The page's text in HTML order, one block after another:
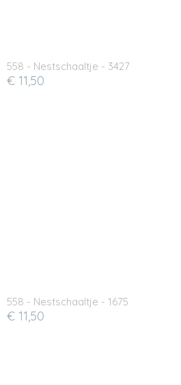
558 - Nestschaaltje - 3427
€ 11,50
558 - Nestschaaltje - 1675
€ 11,50